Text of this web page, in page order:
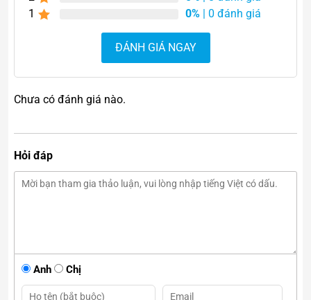
1
0% | 0 đánh giá
ĐÁNH GIÁ NGAY
Chưa có đánh giá nào.
Hỏi đáp
Anh Chị